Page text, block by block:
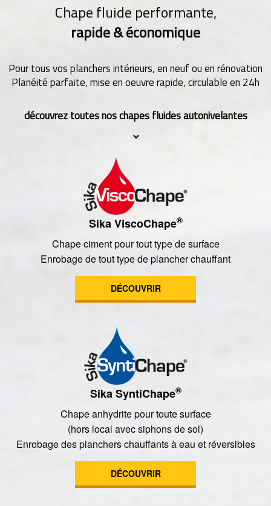
Chape fluide performante,
rapide & économique
Pour tous vos planchers intérieurs, en neuf ou en rénovation
Planéité parfaite, mise en oeuvre rapide, circulable en 24h
découvrez toutes nos chapes fluides autonivelantes
Sika ViscoChape®
Chape ciment pour tout type de surface
Enrobage de tout type de plancher chauffant
DÉCOUVRIR
Sika SyntiChape®
Chape anhydrite pour toute surface
(hors local avec siphons de sol)
Enrobage des planchers chauffants à eau et réversibles
DÉCOUVRIR